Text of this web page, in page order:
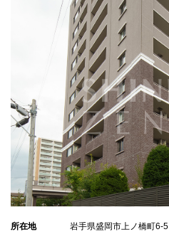
所在地 岩手県盛岡市上ノ橋町6-5